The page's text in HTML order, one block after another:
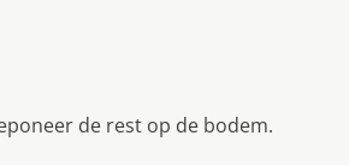
de rest op de bodem.